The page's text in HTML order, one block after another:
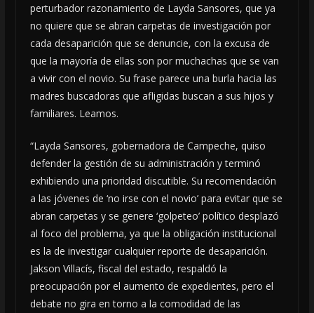
perturbador razonamiento de Layda Sansores, que ya
no quiere que se abran carpetas de investigación por
cada desaparición que se denuncie, con la excusa de
que la mayoría de ellas son por muchachas que se van
a vivir con el novio. Su frase parece una burla hacia las
madres buscadoras que afligidas buscan a sus hijos y
familiares. Leamos.
“Layda Sansores, gobernadora de Campeche, quiso
defender la gestión de su administración y terminó
exhibiendo una prioridad discutible. Su recomendación
a las jóvenes de ‘no irse con el novio’ para evitar que se
abran carpetas y se genere ‘golpeteo’ político desplazó
al foco del problema, ya que la obligación institucional
es la de investigar cualquier reporte de desaparición.
Jakson Villacís, fiscal del estado, respaldó la
preocupación por el aumento de expedientes, pero el
debate no gira en torno a la comodidad de las